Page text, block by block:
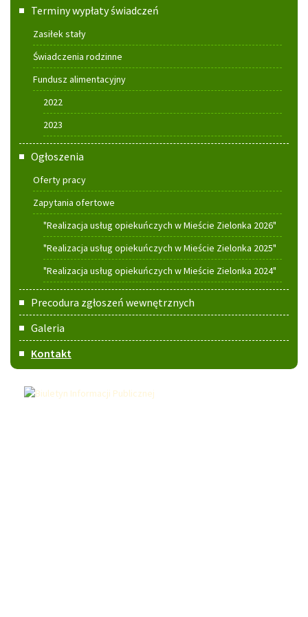
Terminy wypłaty świadczeń
Zasiłek stały
Świadczenia rodzinne
Fundusz alimentacyjny
2022
2023
Ogłoszenia
Oferty pracy
Zapytania ofertowe
"Realizacja usług opiekuńczych w Mieście Zielonka 2026"
"Realizacja usług opiekuńczych w Mieście Zielonka 2025"
"Realizacja usług opiekuńczych w Mieście Zielonka 2024"
Precodura zgłoszeń wewnętrznych
Galeria
Kontakt